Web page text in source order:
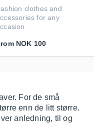
clothes and
for any
NOK 100
For de små
enn de litt større.
anledning, til og